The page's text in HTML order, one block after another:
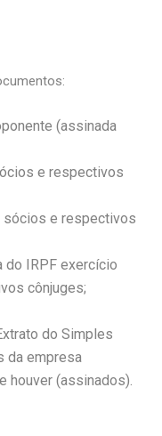
(assinada
e respectivos
sócios e respectivos
do IRPF exercício
cônjuges;
do Simples
da empresa
houver (assinados).